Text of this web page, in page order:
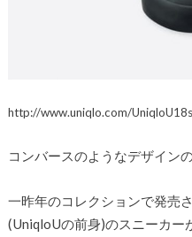
http://www.uniqlo.com/
コンバースのようなデザイン
一昨年のコレクションで発売
(UniqloUの前身)のスニーカー